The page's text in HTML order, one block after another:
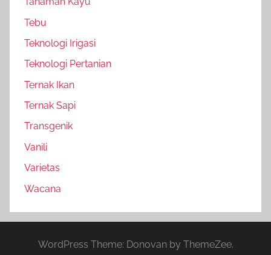
Tebu
Teknologi Irigasi
Teknologi Pertanian
Ternak Ikan
Ternak Sapi
Transgenik
Vanili
Varietas
Wacana
WordPress Theme: Donovan by ThemeZee.